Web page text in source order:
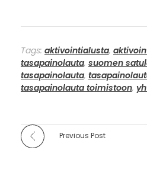
Tags: aktivointialusta,
tasapainolauta, suomen
tasapainolauta,
tasapainolauta toimistoon,
Previous Post